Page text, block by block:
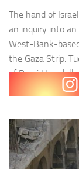
The hand of
an inquiry into
West-Bank-
the Gaza Strip.
of Rami
Hamas-run